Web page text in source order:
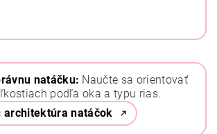
natáčku: Naučte sa orientovať
podľa oka a typu rias.
architektúra natáčok